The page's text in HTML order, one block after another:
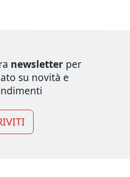
newsletter per
su novità e